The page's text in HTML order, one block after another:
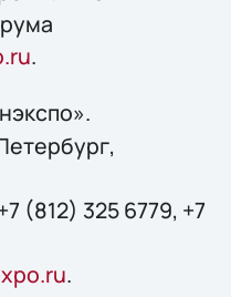
.
(812) 325 6779, +7
.